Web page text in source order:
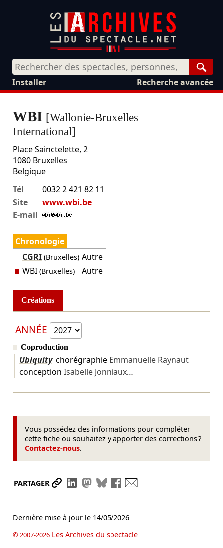
Recherche avancée
Installer
WBI [Wallonie-Bruxelles
International]
Place Sainctelette, 2
1080 Bruxelles
Belgique
Tél
0032 2 421 82 11
Site
www.wbi.be
E-mail
Chronologie
CGRI(Bruxelles) Autre
WBI (Bruxelles) Autre
Créations
ANNÉE
Coproduction
Ubiquitychorégraphie Emmanuelle Raynaut
conception Isabelle Jonniaux…
Vous possédez des informations pour compléter
cette fiche ou souhaitez y apporter des corrections ?
Contactez-nous.
PARTAGER Partager le lien
Partager sur LinkedIn
Partager sur Mastodon
Partager sur Bluesky
Partager sur Facebook
Dernière mise à jour le 14/05/2026
© 2007-2026Les Archives du spectacle